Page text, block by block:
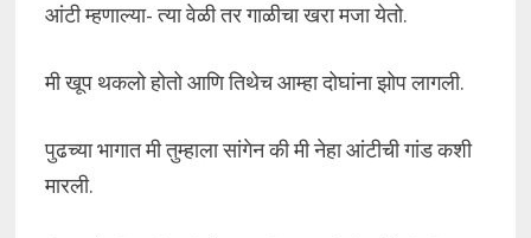
आंटी म्हणाल्या- त्या वेळी तर गाळीचा खरा मजा येतो.
मी खूप थकलो होतो आणि तिथेच आम्हा दोघांना झोप लागली.
पुढच्या भागात मी तुम्हाला सांगेन की मी नेहा आंटीची गांड कशी
मारली.